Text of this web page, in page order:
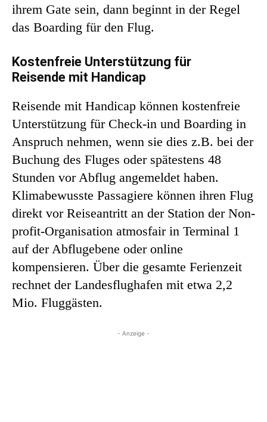
ihrem Gate sein, dann beginnt in der Regel
das Boarding für den Flug.
Kostenfreie Unterstützung für
Reisende mit Handicap
Reisende mit Handicap können kostenfreie
Unterstützung für Check-in und Boarding in
Anspruch nehmen, wenn sie dies z.B. bei der
Buchung des Fluges oder spätestens 48
Stunden vor Abflug angemeldet haben.
Klimabewusste Passagiere können ihren Flug
direkt vor Reiseantritt an der Station der Non-
profit-Organisation atmosfair in Terminal 1
auf der Abflugebene oder online
kompensieren. Über die gesamte Ferienzeit
rechnet der Landesflughafen mit etwa 2,2
Mio. Fluggästen.
- Anzeige -